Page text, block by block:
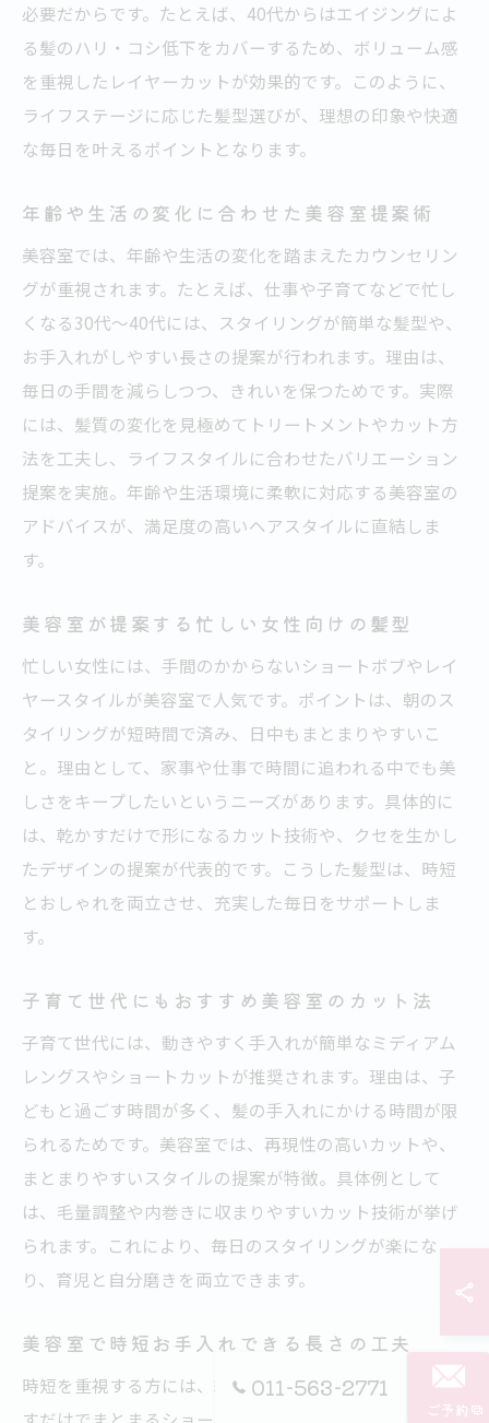
必要だからです。たとえば、40代からはエイジングによ
る髪のハリ・コシ低下をカバーするため、ボリューム感
を重視したレイヤーカットが効果的です。このように、
ライフステージに応じた髪型選びが、理想の印象や快適
な毎日を叶えるポイントとなります。
年齢や生活の変化に合わせた美容室提案術
美容室では、年齢や生活の変化を踏まえたカウンセリン
グが重視されます。たとえば、仕事や子育てなどで忙し
くなる30代～40代には、スタイリングが簡単な髪型や、
お手入れがしやすい長さの提案が行われます。理由は、
毎日の手間を減らしつつ、きれいを保つためです。実際
には、髪質の変化を見極めてトリートメントやカット方
法を工夫し、ライフスタイルに合わせたバリエーション
提案を実施。年齢や生活環境に柔軟に対応する美容室の
アドバイスが、満足度の高いヘアスタイルに直結しま
す。
美容室が提案する忙しい女性向けの髪型
忙しい女性には、手間のかからないショートボブやレイ
ヤースタイルが美容室で人気です。ポイントは、朝のス
タイリングが短時間で済み、日中もまとまりやすいこ
と。理由として、家事や仕事で時間に追われる中でも美
しさをキープしたいというニーズがあります。具体的に
は、乾かすだけで形になるカット技術や、クセを生かし
たデザインの提案が代表的です。こうした髪型は、時短
とおしゃれを両立させ、充実した毎日をサポートしま
す。
子育て世代にもおすすめ美容室のカット法
子育て世代には、動きやすく手入れが簡単なミディアム
レングスやショートカットが推奨されます。理由は、子
どもと過ごす時間が多く、髪の手入れにかける時間が限
られるためです。美容室では、再現性の高いカットや、
まとまりやすいスタイルの提案が特徴。具体例として
は、毛量調整や内巻きに収まりやすいカット技術が挙げ
られます。これにより、毎日のスタイリングが楽にな
り、育児と自分磨きを両立できます。
美容室で時短お手入れできる長さの工夫
時短を重視する方には、結びやすいセミロングや、乾か
011-563-2771
ご予約